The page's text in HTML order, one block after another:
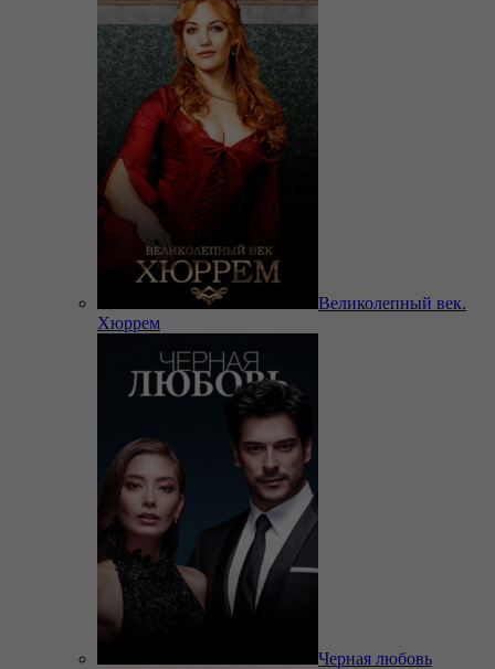
Великолепный век.
Хюррем
Черная любовь